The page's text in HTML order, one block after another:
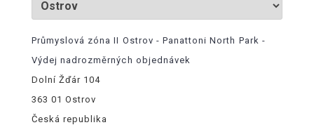
Průmyslová zóna II Ostrov - Panattoni North Park -
Výdej nadrozměrných objednávek
Dolní Žďár 104
363 01 Ostrov
Česká republika